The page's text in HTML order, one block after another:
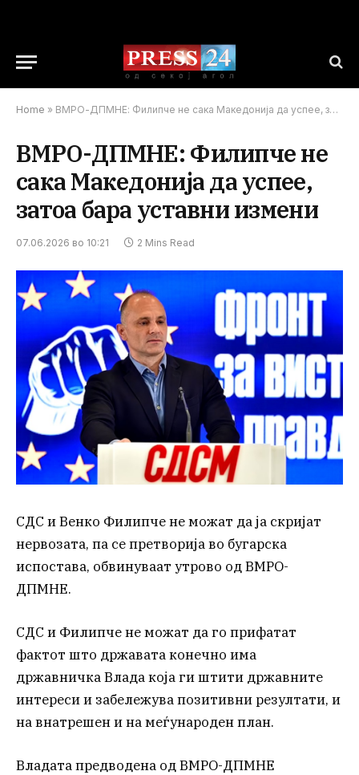
Home » ВМРО-ДПМНЕ: Филипче не сака Македонија да успее, затоа бара уставни измени
ВМРО-ДПМНЕ: Филипче не
сака Македонија да успее,
затоа бара уставни измени
07.06.2026 во 10:21 2 Mins Read
СДС и Венко Филипче не можат да ја скријат
нервозата, па се претворија во бугарска
испостава, обвинуваат утрово од ВМРО-
ДПМНЕ.
СДС и Филипче не можат да го прифатат
фактот што државата конечно има
државничка Влада која ги штити државните
интереси и забележува позитивни резултати, и
на внатрешен и на меѓународен план.
Владата предводена од ВМРО-ДПМНЕ